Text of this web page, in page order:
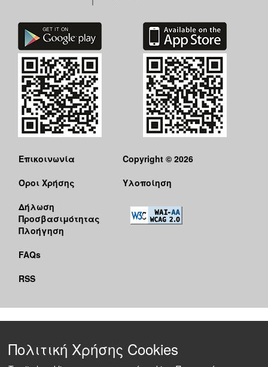
Επικοινωνία
Όροι Χρήσης
Δήλωση
Προσβασιμότητας
Πλοήγηση
FAQs
RSS
Copyright © 2026
Υλοποίηση
Πολιτική Χρήσης Cookies